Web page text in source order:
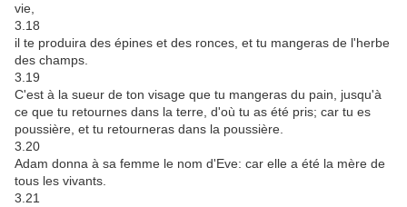
vie,
3.18
il te produira des épines et des ronces, et tu mangeras de l'herbe
des champs.
3.19
C'est à la sueur de ton visage que tu mangeras du pain, jusqu'à
ce que tu retournes dans la terre, d'où tu as été pris; car tu es
poussière, et tu retourneras dans la poussière.
3.20
Adam donna à sa femme le nom d'Eve: car elle a été la mère de
tous les vivants.
3.21